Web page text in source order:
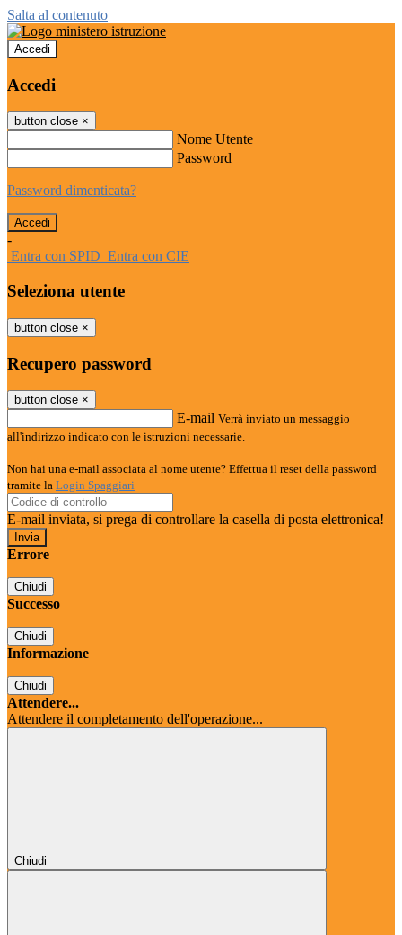
Salta al contenuto
Accedi
Accedi
button close ×
Nome Utente
Password
Password dimenticata?
-
Entra con SPID Entra con CIE
Seleziona utente
button close ×
Recupero password
button close ×
E-mail Verrà inviato un messaggio
all'indirizzo indicato con le istruzioni necessarie.
Non hai una e-mail associata al nome utente? Effettua il reset della password
tramite la Login Spaggiari
E-mail inviata, si prega di controllare la casella di posta elettronica!
Errore
Chiudi
Successo
Chiudi
Informazione
Chiudi
Attendere...
Attendere il completamento dell'operazione...
Chiudi